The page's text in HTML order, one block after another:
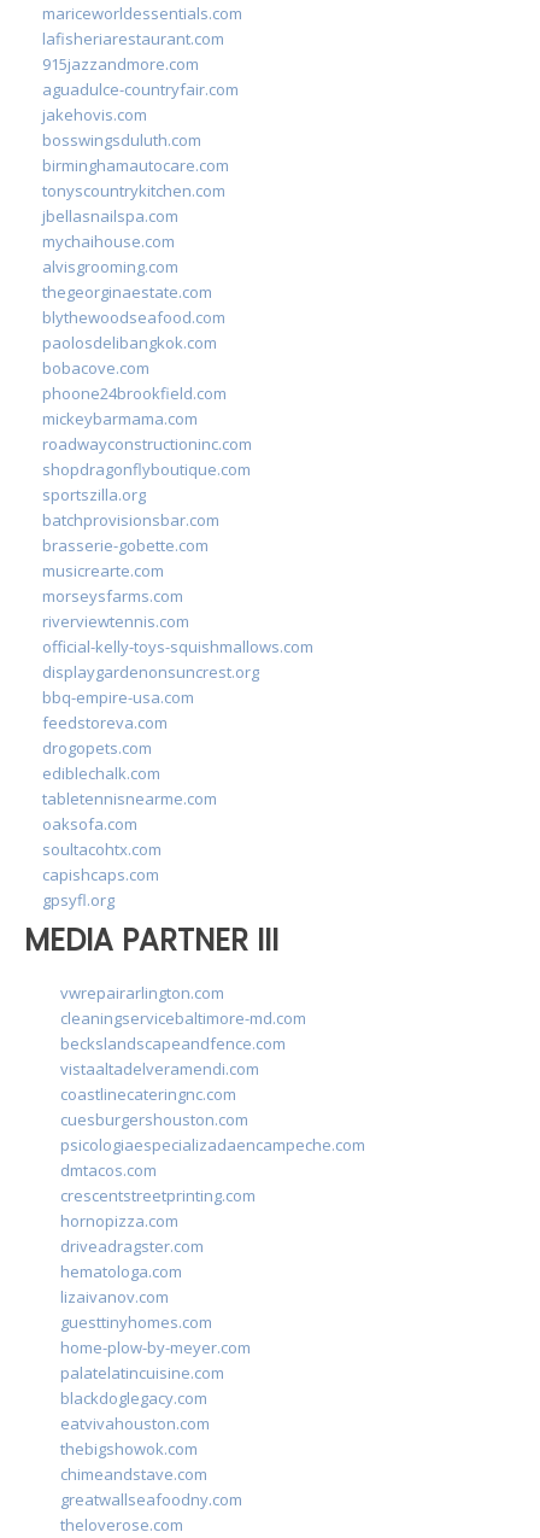
mariceworldessentials.com
lafisheriarestaurant.com
915jazzandmore.com
aguadulce-countryfair.com
jakehovis.com
bosswingsduluth.com
birminghamautocare.com
tonyscountrykitchen.com
jbellasnailspa.com
mychaihouse.com
alvisgrooming.com
thegeorginaestate.com
blythewoodseafood.com
paolosdelibangkok.com
bobacove.com
phoone24brookfield.com
mickeybarmama.com
roadwayconstructioninc.com
shopdragonflyboutique.com
sportszilla.org
batchprovisionsbar.com
brasserie-gobette.com
musicrearte.com
morseysfarms.com
riverviewtennis.com
official-kelly-toys-squishmallows.com
displaygardenonsuncrest.org
bbq-empire-usa.com
feedstoreva.com
drogopets.com
ediblechalk.com
tabletennisnearme.com
oaksofa.com
soultacohtx.com
capishcaps.com
gpsyfl.org
MEDIA PARTNER III
vwrepairarlington.com
cleaningservicebaltimore-md.com
beckslandscapeandfence.com
vistaaltadelveramendi.com
coastlinecateringnc.com
cuesburgershouston.com
psicologiaespecializadaencampeche.com
dmtacos.com
crescentstreetprinting.com
hornopizza.com
driveadragster.com
hematologa.com
lizaivanov.com
guesttinyhomes.com
home-plow-by-meyer.com
palatelatincuisine.com
blackdoglegacy.com
eatvivahouston.com
thebigshowok.com
chimeandstave.com
greatwallseafoodny.com
theloverose.com